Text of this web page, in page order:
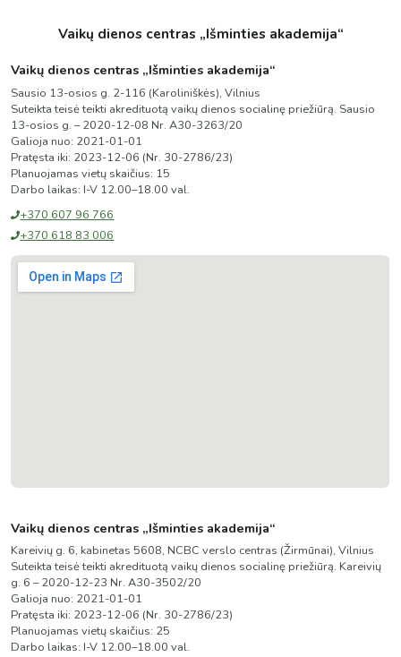
Vaikų dienos centras „Išminties akademija“
Vaikų dienos centras „Išminties akademija“
Sausio 13-osios g. 2-116 (Karoliniškės), Vilnius
Suteikta teisė teikti akredituotą vaikų dienos socialinę priežiūrą. Sausio
13-osios g. – 2020-12-08 Nr. A30-3263/20
Galioja nuo: 2021-01-01
Pratęsta iki: 2023-12-06 (Nr. 30-2786/23)
Planuojamas vietų skaičius: 15
Darbo laikas: I-V 12.00–18.00 val.
+370 607 96 766
+370 618 83 006
Vaikų dienos centras „Išminties akademija“
Kareivių g. 6, kabinetas 5608, NCBC verslo centras (Žirmūnai), Vilnius
Suteikta teisė teikti akredituotą vaikų dienos socialinę priežiūrą. Kareivių
g. 6 – 2020-12-23 Nr. A30-3502/20
Galioja nuo: 2021-01-01
Pratęsta iki: 2023-12-06 (Nr. 30-2786/23)
Planuojamas vietų skaičius: 25
Darbo laikas: I-V 12.00–18.00 val.